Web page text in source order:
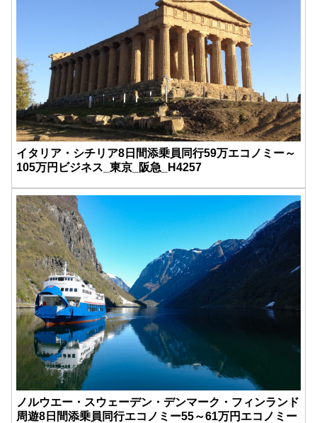
イタリア・シチリア8日間添乗員同行59万エコノミー～
105万円ビジネス_東京_阪急_H4257
ノルウエー・スウェーデン・デンマーク・フィンランド
周遊8日間添乗員同行エコノミー55～61万円エコノミー